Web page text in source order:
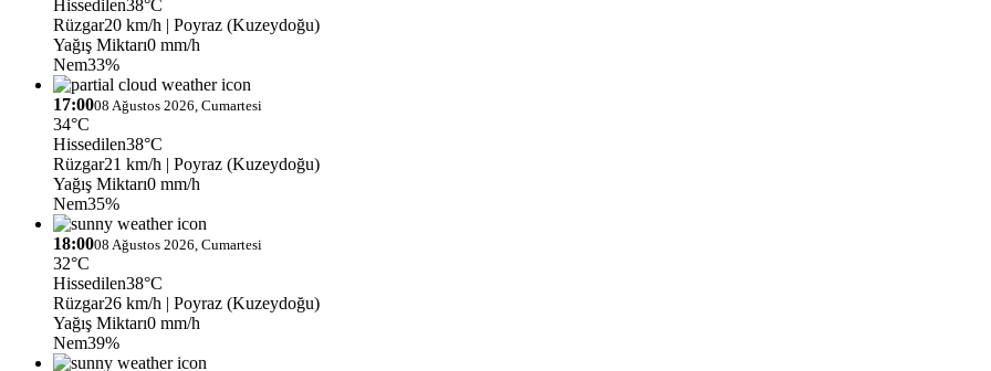
Hissedilen38°C
Rüzgar20 km/h | Poyraz (Kuzeydoğu)
Yağış Miktarı0 mm/h
Nem33%
17:0008 Ağustos 2026, Cumartesi
34°C
Hissedilen38°C
Rüzgar21 km/h | Poyraz (Kuzeydoğu)
Yağış Miktarı0 mm/h
Nem35%
18:0008 Ağustos 2026, Cumartesi
32°C
Hissedilen38°C
Rüzgar26 km/h | Poyraz (Kuzeydoğu)
Yağış Miktarı0 mm/h
Nem39%